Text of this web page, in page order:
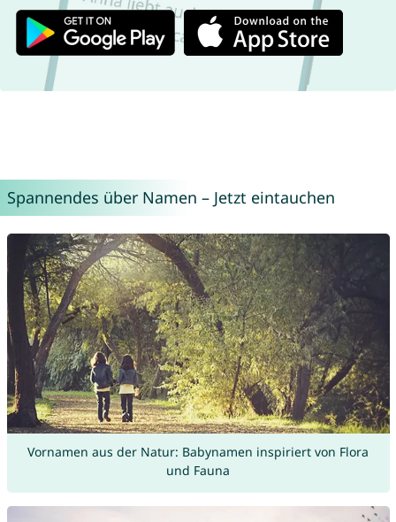
Spannendes über Namen – Jetzt eintauchen
Vornamen aus der Natur: Babynamen inspiriert von Flora
und Fauna